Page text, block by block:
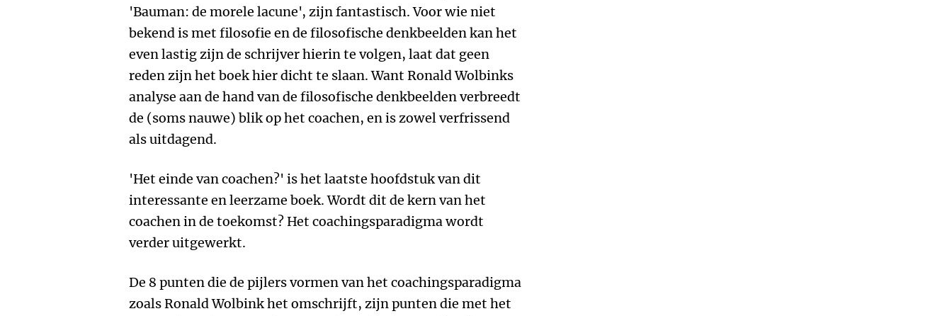
'Bauman: de morele lacune', zijn fantastisch. Voor wie niet
bekend is met filosofie en de filosofische denkbeelden kan het
even lastig zijn de schrijver hierin te volgen, laat dat geen
reden zijn het boek hier dicht te slaan. Want Ronald Wolbinks
analyse aan de hand van de filosofische denkbeelden verbreedt
de (soms nauwe) blik op het coachen, en is zowel verfrissend
als uitdagend.
'Het einde van coachen?' is het laatste hoofdstuk van dit
interessante en leerzame boek. Wordt dit de kern van het
coachen in de toekomst? Het coachingsparadigma wordt
verder uitgewerkt.
De 8 punten die de pijlers vormen van het coachingsparadigma
zoals Ronald Wolbink het omschrijft, zijn punten die met het